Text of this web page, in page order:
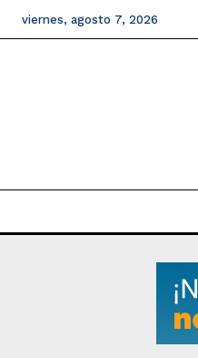
viernes, agosto 7, 2026